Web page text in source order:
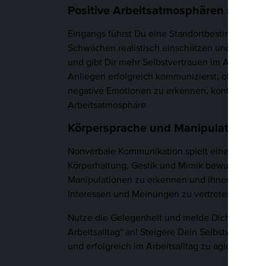
Positive Arbeitsatmosphären
Eingangs führst Du eine Standortbestimmung
Schwächen realistisch einschätzen und das
und gibt Dir mehr Selbstvertrauen im
Anliegen erfolgreich kommunizierst, ohne
negative Emotionen zu erkennen,
Arbeitsatmosphäre
Körpersprache und Manipulation
Nonverbale Kommunikation spielt einen
Körperhaltung, Gestik und Mimik bewusst
Manipulationen zu erkennen und ihnen gezielt
Interessen und Meinungen zu vertreten.
Nutze die Gelegenheit und melde Dich jetzt
Arbeitsalltag" an! Steigere Dein
und erfolgreich im Arbeitsalltag zu agieren.